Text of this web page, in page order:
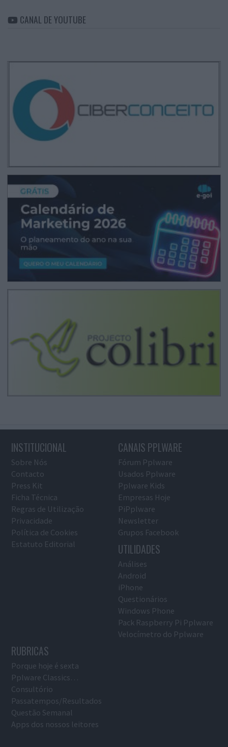
CANAL DE YOUTUBE
INSTITUCIONAL
Sobre Nós
Contacto
Press Kit
Ficha Técnica
Regras de Utilização
Privacidade
Política de Cookies
Estatuto Editorial
CANAIS PPLWARE
Fórum Pplware
Usados Pplware
Pplware Kids
Empresas Hoje
PiPplware
Newsletter
Grupos Facebook
UTILIDADES
Análises
Android
iPhone
Questionários
Windows Phone
Pack Raspberry Pi Pplware
Velocímetro do Pplware
RUBRICAS
Porque hoje é sexta
Pplware Classics…
Consultório
Passatempos/Resultados
Questão Semanal
Apps dos nossos leitores